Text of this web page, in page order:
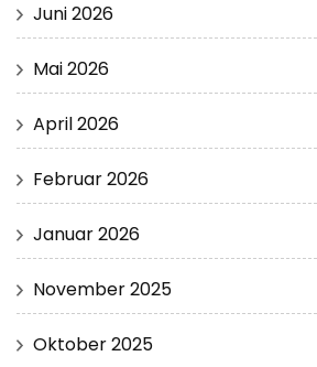
Juni 2026
Mai 2026
April 2026
Februar 2026
Januar 2026
November 2025
Oktober 2025